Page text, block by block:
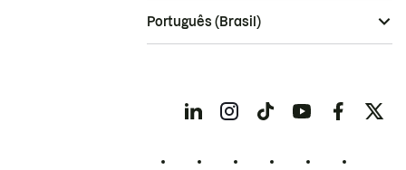
Português (Brasil)